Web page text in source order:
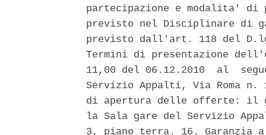
partecipazione e modalita' di
previsto nel Disciplinare di
previsto dall'art. 118 del
Termini di presentazione
11,00 del 06.12.2010  al
Servizio Appalti, Via Roma
di apertura delle offerte: il
la Sala gare del Servizio
3, piano terra. 16. Garanzia